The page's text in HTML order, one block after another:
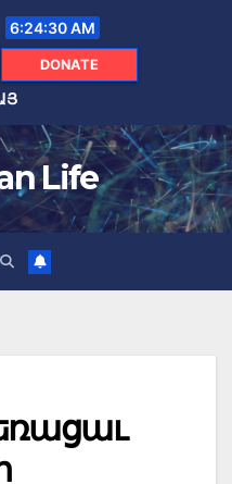
6:24:31 AM
DONATE
Life